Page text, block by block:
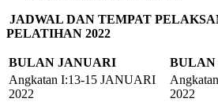
JADWAL DAN TEMPAT
PELATIHAN 2022
BULAN JANUARI BULAN
Angkatan I:13-15 JANUARI
2022
2022